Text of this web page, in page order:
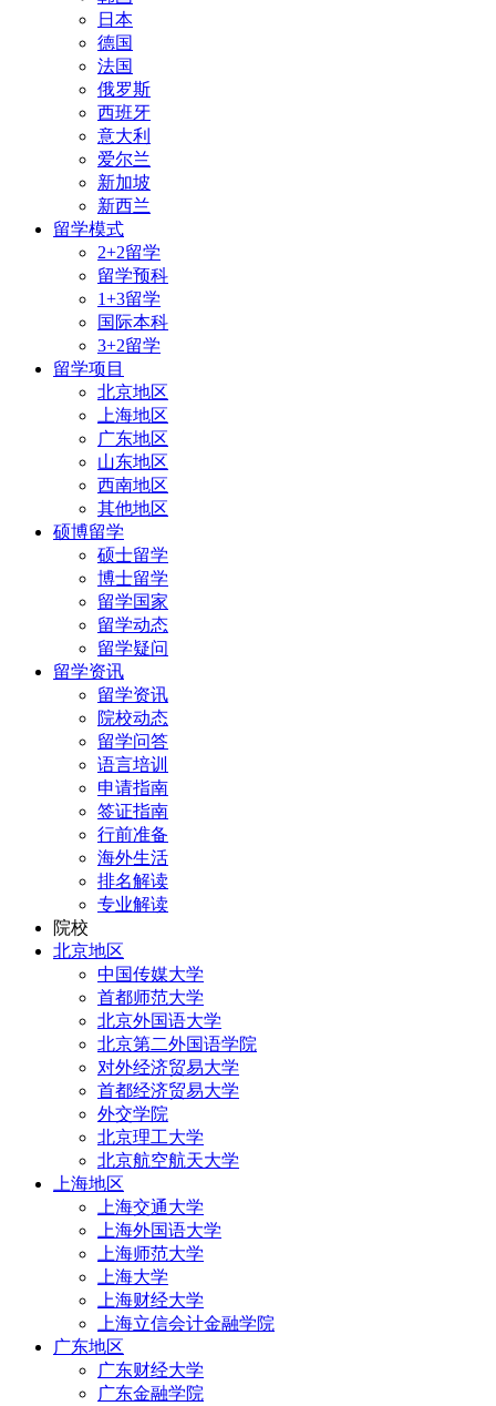
日本
德国
法国
俄罗斯
西班牙
意大利
爱尔兰
新加坡
新西兰
留学模式
2+2留学
留学预科
1+3留学
国际本科
3+2留学
留学项目
北京地区
上海地区
广东地区
山东地区
西南地区
其他地区
硕博留学
硕士留学
博士留学
留学国家
留学动态
留学疑问
留学资讯
留学资讯
院校动态
留学问答
语言培训
申请指南
签证指南
行前准备
海外生活
排名解读
专业解读
院校
北京地区
中国传媒大学
首都师范大学
北京外国语大学
北京第二外国语学院
对外经济贸易大学
首都经济贸易大学
外交学院
北京理工大学
北京航空航天大学
上海地区
上海交通大学
上海外国语大学
上海师范大学
上海大学
上海财经大学
上海立信会计金融学院
广东地区
广东财经大学
广东金融学院